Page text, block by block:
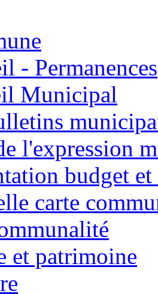
- Permanences
Municipal
l'expression
budget
carte
et patrimoine